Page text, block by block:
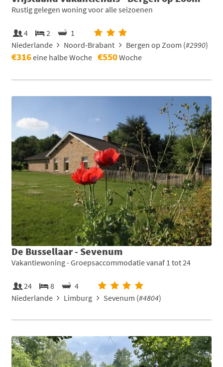
Rustig gelegen woning voor alle seizoenen
4 2
1
Niederlande
Noord-Brabant Bergen op Zoom (#2990)
€316eine halbe Woche €550Woche
De Bussellaar - Sevenum
Vakantiewoning - Groepsaccommodatie vanaf 1 tot 24
24 8
4
Niederlande
Limburg Sevenum (#4804)